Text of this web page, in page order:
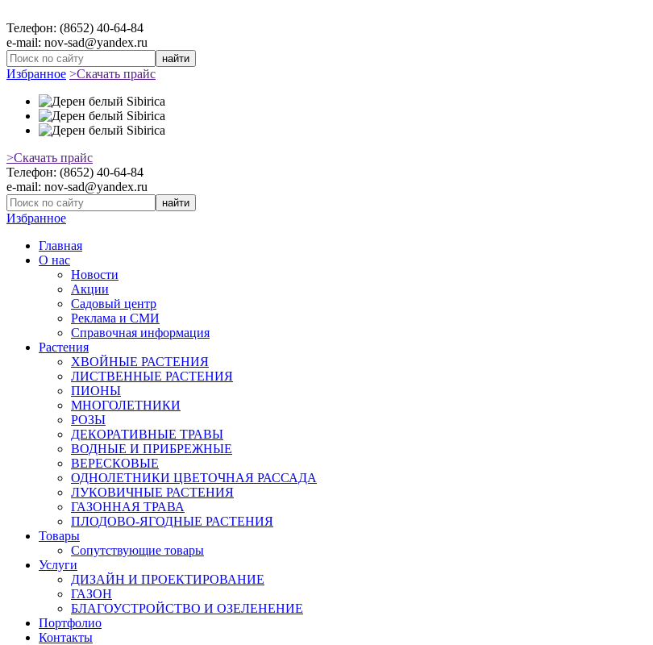
Телефон: (8652) 40-64-84
e-mail: nov-sad@yandex.ru
найти
Избранное >Скачать прайс
>Скачать прайс
Телефон: (8652) 40-64-84
e-mail: nov-sad@yandex.ru
найти
Избранное
Главная
О нас
Новости
Акции
Садовый центр
Реклама и СМИ
Справочная информация
Растения
ХВОЙНЫЕ РАСТЕНИЯ
ЛИСТВЕННЫЕ РАСТЕНИЯ
ПИОНЫ
МНОГОЛЕТНИКИ
РОЗЫ
ДЕКОРАТИВНЫЕ ТРАВЫ
ВОДНЫЕ И ПРИБРЕЖНЫЕ
ВЕРЕСКОВЫЕ
ОДНОЛЕТНИКИ ЦВЕТОЧНАЯ РАССАДА
ЛУКОВИЧНЫЕ РАСТЕНИЯ
ГАЗОННАЯ ТРАВА
ПЛОДОВО-ЯГОДНЫЕ РАСТЕНИЯ
Товары
Сопутствующие товары
Услуги
ДИЗАЙН И ПРОЕКТИРОВАНИЕ
ГАЗОН
БЛАГОУСТРОЙСТВО И ОЗЕЛЕНЕНИЕ
Портфолио
Контакты